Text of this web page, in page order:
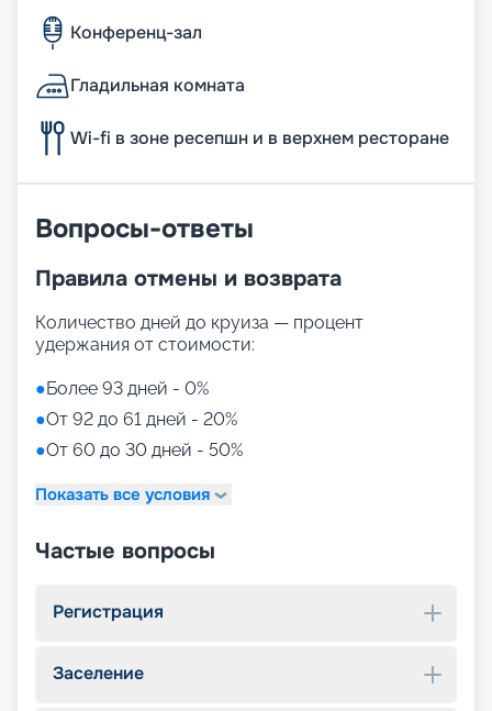
Конференц-зал
Гладильная комната
Wi-fi в зоне ресепшн и в верхнем ресторане
Вопросы-ответы
Правила отмены и возврата
Количество дней до круиза — процент
удержания от стоимости:
●Более 93 дней - 0%
●От 92 до 61 дней - 20%
●От 60 до 30 дней - 50%
Показать все условия
Частые вопросы
Регистрация
Заселение